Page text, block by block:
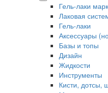
Гель-лаки
Лаковая
Гель-лаки
Аксессуары
Базы и топы
Дизайн
Жидкости
Инструменты
Кисти, дотсы,